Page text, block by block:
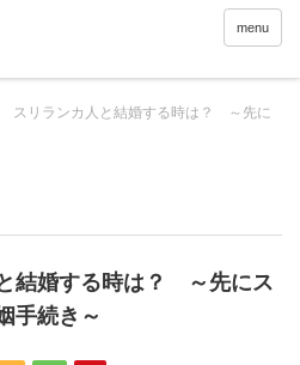
menu
スリランカ人と結婚する時は？ ～先に
結婚する時は？ ～先にス
手続き～